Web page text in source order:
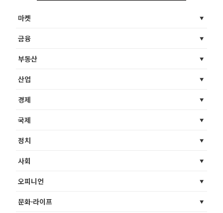
마켓
금융
부동산
산업
경제
국제
정치
사회
오피니언
문화·라이프